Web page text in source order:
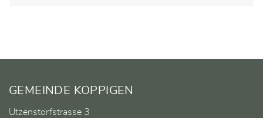
Fusszeile
GEMEINDE KOPPIGEN
Utzenstorfstrasse 3